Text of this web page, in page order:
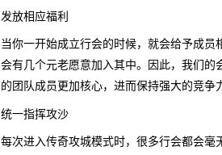
发放相应福利
当你一开始成立行会的时候，就会给予成
会有几个元老愿意加入其中。因此，我们的
的团队成员更加核心，进而保持强大的竞争
统一指挥攻沙
每次进入传奇攻城模式时，很多行会都会